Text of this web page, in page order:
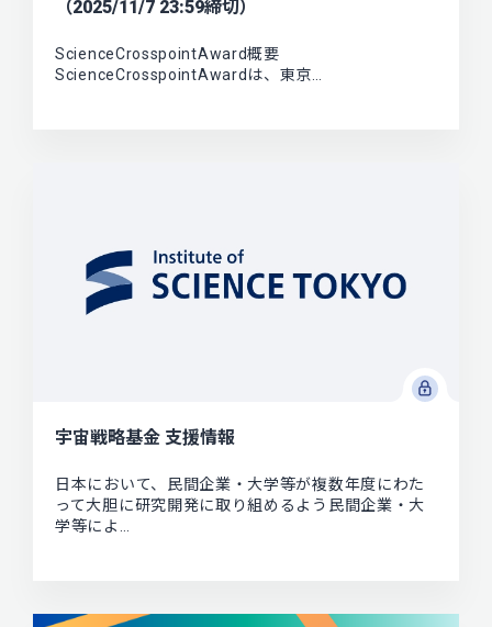
（2025/11/7 23:59締切）
ScienceCrosspointAward概要
ScienceCrosspointAwardは、東京…
宇宙戦略基金 支援情報
日本において、民間企業・大学等が複数年度にわた
って大胆に研究開発に取り組めるよう民間企業・大
学等によ…